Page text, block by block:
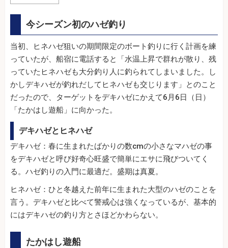
今シーズン初のハゼ釣り
当初、ヒネハゼ狙いの期間限定のボート釣りに行く計画を練
っていたが、船宿に電話すると「水温上昇で群れが散り、残
っていたヒネハゼも大分釣り人に釣られてしまいました。し
かしデキハゼが釣れだしてヒネハゼも交じります」とのこと
だったので、ターゲットをデキハゼにかえて6月6日（日）
「たかはし遊船」に向かった。
デキハゼとヒネハゼ
デキハゼ：春に生まれたばかりの数cmの小さなマハゼの事
をデキハゼと呼び好奇心旺盛で簡単にエサに飛びついてく
る。ハゼ釣りの入門に最適だ。盛期は真夏。
ヒネハゼ：ひと冬越えた前年に生まれた大型のハゼのことを
言う。デキハゼと比べて警戒心は強くなっているが、基本的
にはデキハゼの釣り方とさほどかわらない。
たかはし遊船